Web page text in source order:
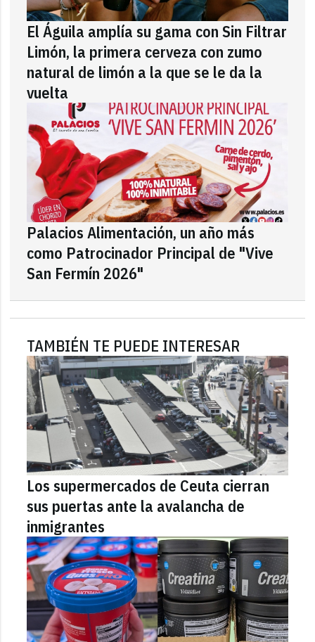
El Águila amplía su gama con Sin Filtrar
Limón, la primera cerveza con zumo
natural de limón a la que se le da la
vuelta
Palacios Alimentación, un año más
como Patrocinador Principal de "Vive
San Fermín 2026"
TAMBIÉN TE PUEDE INTERESAR
Los supermercados de Ceuta cierran
sus puertas ante la avalancha de
inmigrantes